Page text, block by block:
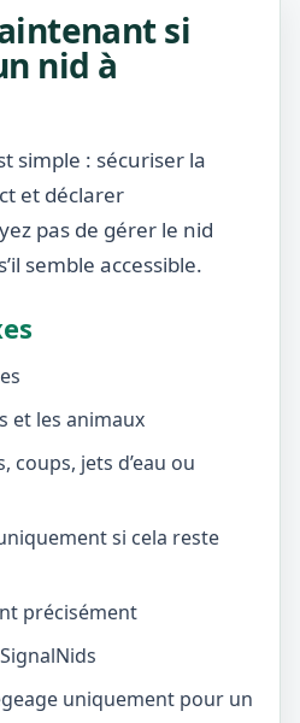
si
nid à
simple : sécuriser la
et déclarer
pas de gérer le nid
semble accessible.
et les animaux
coups, jets d’eau ou
si cela reste
précisément
uniquement pour un